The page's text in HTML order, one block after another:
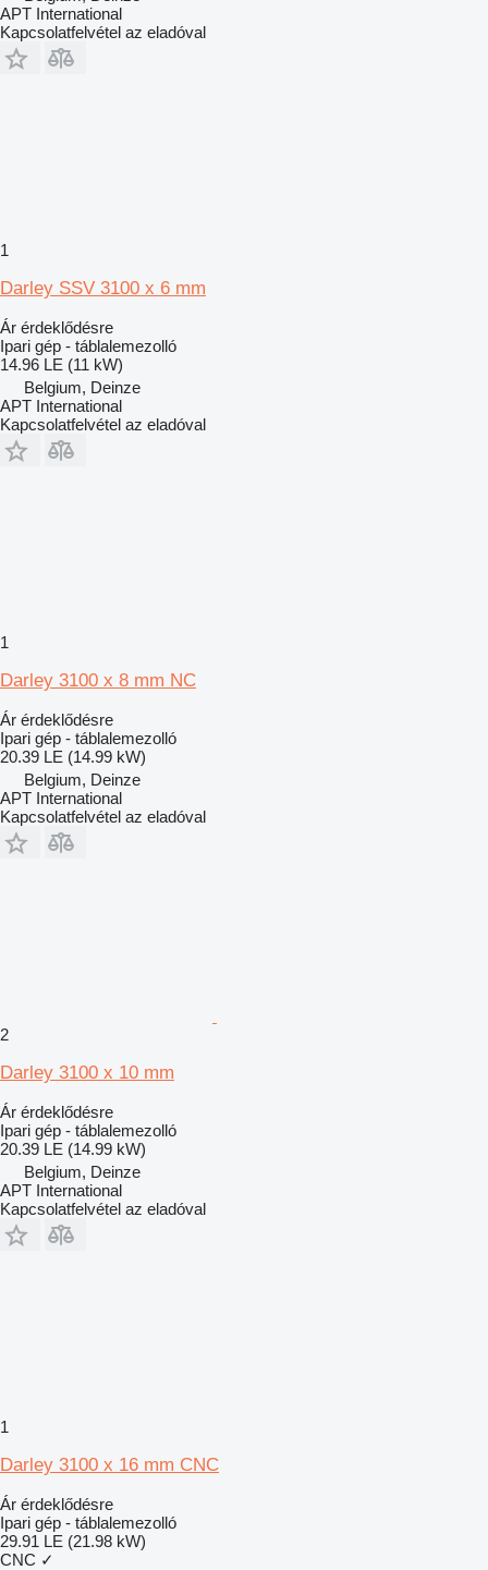
APT International
Kapcsolatfelvétel az eladóval
1
Darley SSV 3100 x 6 mm
Ár érdeklődésre
Ipari gép - táblalemezolló
14.96 LE (11 kW)
Belgium, Deinze
APT International
Kapcsolatfelvétel az eladóval
1
Darley 3100 x 8 mm NC
Ár érdeklődésre
Ipari gép - táblalemezolló
20.39 LE (14.99 kW)
Belgium, Deinze
APT International
Kapcsolatfelvétel az eladóval
2
Darley 3100 x 10 mm
Ár érdeklődésre
Ipari gép - táblalemezolló
20.39 LE (14.99 kW)
Belgium, Deinze
APT International
Kapcsolatfelvétel az eladóval
1
Darley 3100 x 16 mm CNC
Ár érdeklődésre
Ipari gép - táblalemezolló
29.91 LE (21.98 kW)
CNC ✓